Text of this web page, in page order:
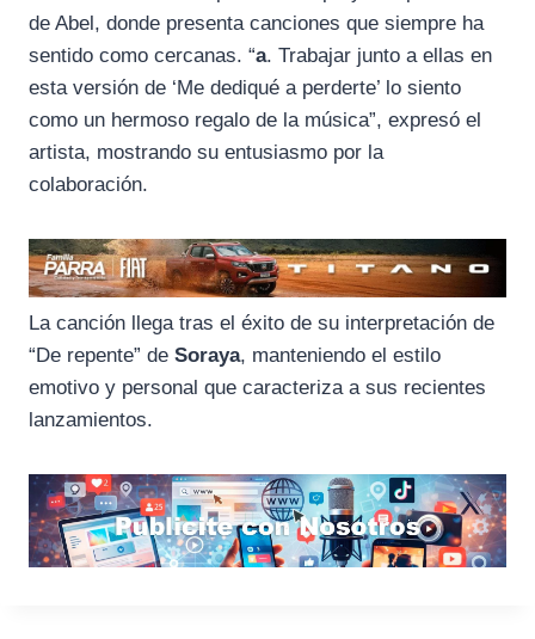
de Abel, donde presenta canciones que siempre ha
sentido como cercanas. “a. Trabajar junto a ellas en
esta versión de ‘Me dediqué a perderte’ lo siento
como un hermoso regalo de la música”, expresó el
artista, mostrando su entusiasmo por la
colaboración.
La canción llega tras el éxito de su interpretación de
“De repente” de Soraya, manteniendo el estilo
emotivo y personal que caracteriza a sus recientes
lanzamientos.